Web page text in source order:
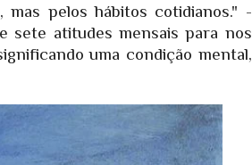
pelos hábitos cotidianos." -
sete atitudes mensais para nos
uma condição mental,